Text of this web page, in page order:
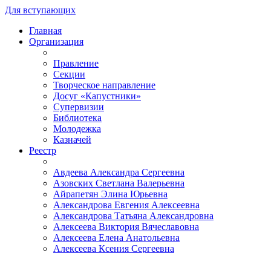
Для вступающих
Главная
Организация
Правление
Секции
Творческое направление
Досуг «Капустники»
Супервизии
Библиотека
Молодежка
Казначей
Реестр
Авдеева Александра Сергеевна
Азовских Светлана Валерьевна
Айрапетян Элина Юрьевна
Александрова Евгения Алексеевна
Александрова Татьяна Александровна
Алексеева Виктория Вячеславовна
Алексеева Елена Анатольевна
Алексеева Ксения Сергеевна